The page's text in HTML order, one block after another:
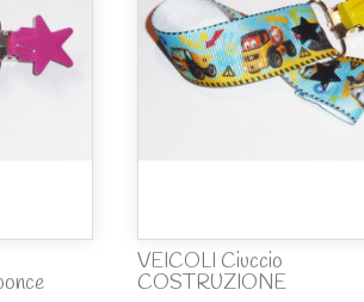
VEICOLI Ciuccio
COSTRUZIONE